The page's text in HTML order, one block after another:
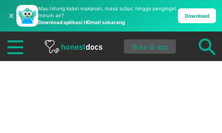
✕
Mau hitung kalori makanan, masa subur, hingga pengingat
minum air?
Download aplikasi HDmall sekarang
Download
Buka di app